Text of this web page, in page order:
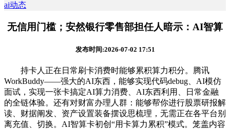
ai动态
无信用门槛；安然银行零售部担任人暗示：AI智算
发布时间:2026-07-02 17:51
持卡人正在日常刷卡消费时能够累积算力积分。腾讯
WorkBuddy——强大的AI东西，能够实现代码debug、AI模仿
面试，实现一张卡搞定AI算力消费、AI东西利用、日常金融
的全链体验。还有对财富办理人群：能够帮你进行股票研报解
读、财据阐发、资产设置装备摆设思梳理，无需正在各平台别
离充值、切换。AI智算卡初创“用卡算力累积”模式。笼盖内容